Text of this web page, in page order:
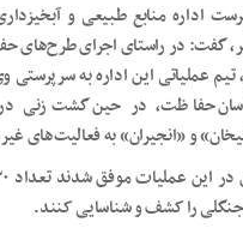
اداره منابع طبیعی و
گفت: در راستای اجرای طرح‌های
عملیاتی این اداره به سرپرستی
حفاظت، در حین گشت‌زنی
و «انجیران» به فعالیت‌های
را کشف و شناسایی کنند.